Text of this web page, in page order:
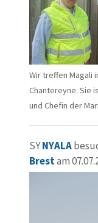
Wir treffen Magali
Chantereyne. Sie
und Chefin der
SYNYALA
Brestam